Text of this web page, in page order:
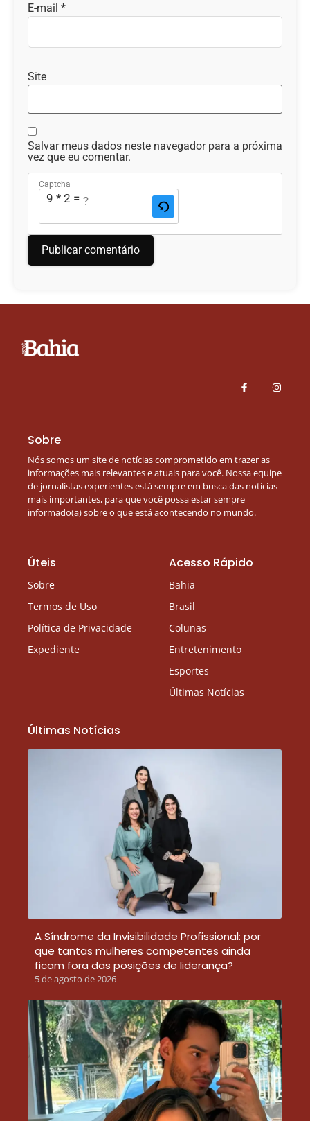
E-mail *
Site
Salvar meus dados neste navegador para a próxima
vez que eu comentar.
Captcha
9 * 2 = ?
Sobre
Nós somos um site de notícias comprometido em trazer as
informações mais relevantes e atuais para você. Nossa equipe
de jornalistas experientes está sempre em busca das notícias
mais importantes, para que você possa estar sempre
informado(a) sobre o que está acontecendo no mundo.
Úteis
Sobre
Termos de Uso
Política de Privacidade
Expediente
Acesso Rápido
Bahia
Brasil
Colunas
Entretenimento
Esportes
Últimas Notícias
Últimas Notícias
A Síndrome da Invisibilidade Profissional: por
que tantas mulheres competentes ainda
ficam fora das posições de liderança?
5 de agosto de 2026